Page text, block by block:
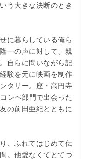
う大きな決断のとき
に暮らしている俺ら
一の声に対して、親
自らに問いながら記
験を元に映画を制作
タリー。座・高円寺
ンペ部門で出会った
の前田亜紀とともに
、ふれてはじめて伝
。他愛なくてとてつ